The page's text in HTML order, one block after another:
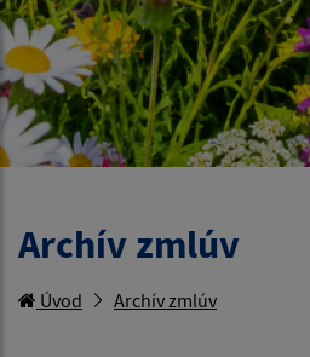
Archív zmlúv
Úvod Archív zmlúv